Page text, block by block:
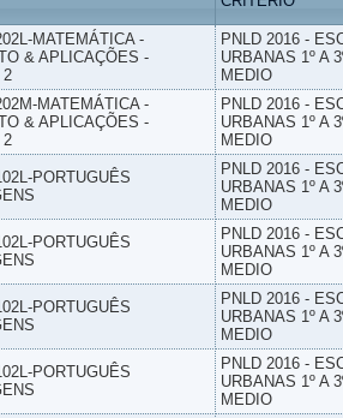
MATEMÁTICA -
& APLICAÇÕES -
2
PNLD 2016 -
URBANAS 1º A
MEDIO
MATEMÁTICA -
& APLICAÇÕES -
2
PNLD 2016 -
URBANAS 1º A
MEDIO
PORTUGUÊS
PNLD 2016 -
URBANAS 1º A
MEDIO
PORTUGUÊS
PNLD 2016 -
URBANAS 1º A
MEDIO
PORTUGUÊS
PNLD 2016 -
URBANAS 1º A
MEDIO
PORTUGUÊS
PNLD 2016 -
URBANAS 1º A
MEDIO